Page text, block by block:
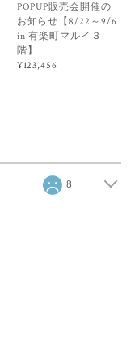
POPUP販売会開催の
お知らせ【8/22～9/6
in 有楽町マルイ３
階】
¥123,456
8